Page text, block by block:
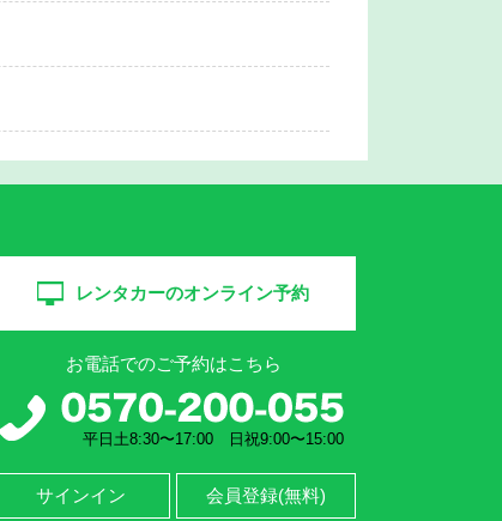
レンタカーのオンライン予約
お電話でのご予約はこちら
平日土8:30〜17:00 日祝9:00〜15:00
サインイン 会員登録(無料)